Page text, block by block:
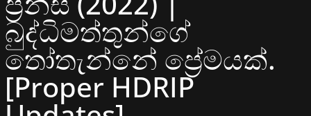
බුද්ධිමත්තුන්ගේ
තෝතැන්නේ ප්‍රේමයක්.
[Proper HDRIP